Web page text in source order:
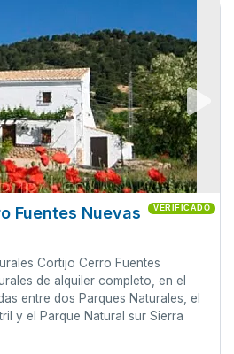
Fuentes Nuevas VERIFICADO
Cortijo Cerro Fuentes
de alquiler completo, en el
entre dos Parques Naturales, el
y el Parque Natural sur Sierra